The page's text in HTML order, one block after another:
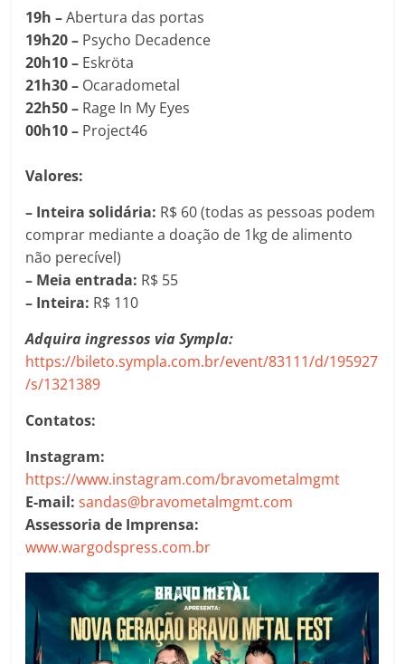
19h –Abertura das portas
19h20 – Psycho Decadence
20h10 – Eskröta
21h30 – Ocaradometal
22h50 – Rage In My Eyes
00h10 – Project46
Valores:
– Inteira solidária: R$ 60 (todas as pessoas podem
comprar mediante a doação de 1kg de alimento
não perecível)
– Meia entrada: R$ 55
– Inteira: R$ 110
Adquira ingressos via Sympla:
https://bileto.sympla.com.br/event/83111/d/195927
/s/1321389
Contatos:
Instagram:
https://www.instagram.com/bravometalmgmt
E-mail:sandas@bravometalmgmt.com
Assessoria de Imprensa:
www.wargodspress.com.br